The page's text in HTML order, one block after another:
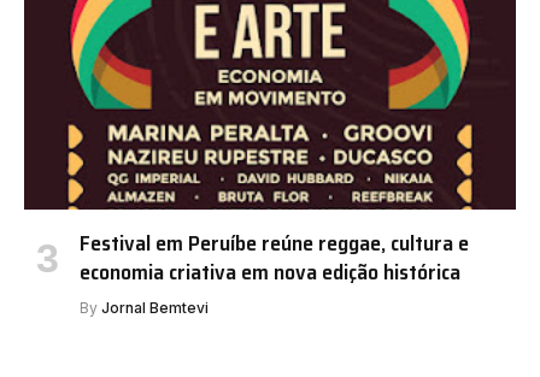
Festival em Peruíbe reúne reggae, cultura e
economia criativa em nova edição histórica
By Jornal Bemtevi